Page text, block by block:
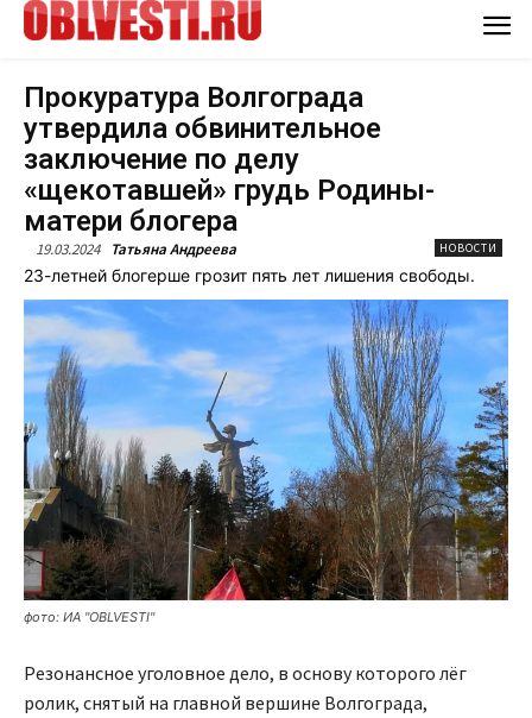
Прокуратура Волгограда
утвердила обвинительное
заключение по делу
«щекотавшей» грудь Родины-
матери блогера
19.03.2024 Татьяна Андреева НОВОСТИ
23-летней блогерше грозит пять лет лишения свободы.
фото: ИА "OBLVESTI"
Резонансное уголовное дело, в основу которого лёг
ролик, снятый на главной вершине Волгограда,